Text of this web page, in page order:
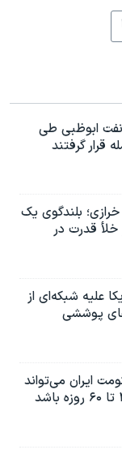
ابوظبی طی
گرفتند
بلندگوی یک
خلأ قدرت در
علیه شبکه‌ای از
پوششی
ایران می‌تواند